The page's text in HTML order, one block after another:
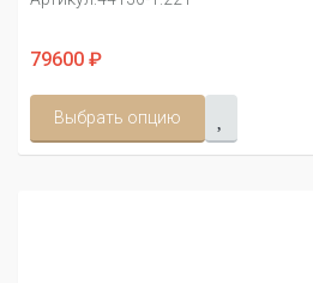
79600 ₽
Выбрать опцию